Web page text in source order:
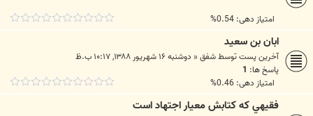
امتیاز دهی: 0.54%
ابان بن سعيد
آخرین پست توسطشفق« دوشنبه ۱۶ شهریور ۱۳۸۸, ۱۰:۱۷ ب.ظ
پاسخ ها: 1
امتیاز دهی: 0.46%
فقيهي كه كتابش معيار اجتهاد است